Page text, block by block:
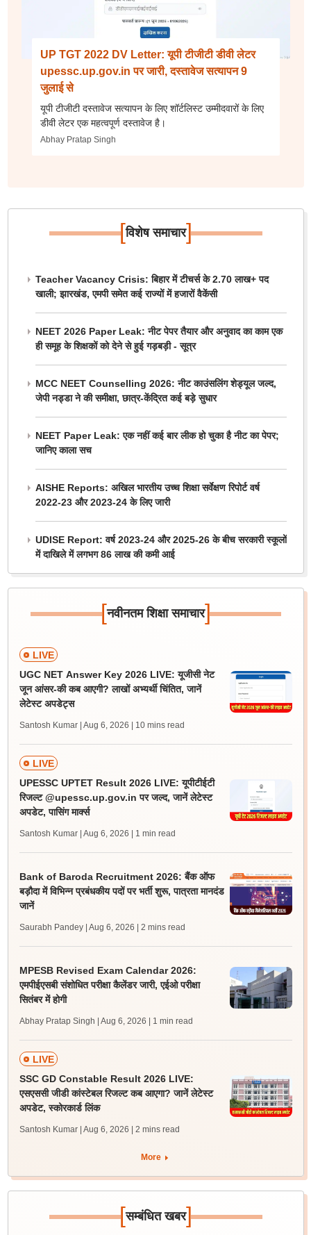
UP TGT 2022 DV Letter: यूपी टीजीटी डीवी लेटर
upessc.up.gov.in पर जारी, दस्तावेज सत्यापन 9
जुलाई से
यूपी टीजीटी दस्तावेज सत्यापन के लिए शॉर्टलिस्ट उम्मीदवारों के लिए
डीवी लेटर एक महत्वपूर्ण दस्तावेज है।
Abhay Pratap Singh
[विशेष समाचार]
Teacher Vacancy Crisis: बिहार में टीचर्स के 2.70 लाख+ पद
खाली; झारखंड, एमपी समेत कई राज्यों में हजारों वैकेंसी
NEET 2026 Paper Leak: नीट पेपर तैयार और अनुवाद का काम एक
ही समूह के शिक्षकों को देने से हुई गड़बड़ी - सूत्र
MCC NEET Counselling 2026: नीट काउंसलिंग शेड्यूल जल्द,
जेपी नड्डा ने की समीक्षा, छात्र-केंद्रित कई बड़े सुधार
NEET Paper Leak: एक नहीं कई बार लीक हो चुका है नीट का पेपर;
जानिए काला सच
AISHE Reports: अखिल भारतीय उच्च शिक्षा सर्वेक्षण रिपोर्ट वर्ष
2022-23 और 2023-24 के लिए जारी
UDISE Report: वर्ष 2023-24 और 2025-26 के बीच सरकारी स्कूलों
में दाखिले में लगभग 86 लाख की कमी आई
[नवीनतम शिक्षा समाचार]
LIVE
UGC NET Answer Key 2026 LIVE: यूजीसी नेट
जून आंसर-की कब आएगी? लाखों अभ्यर्थी चिंतित, जानें
लेटेस्ट अपडेट्स
Santosh Kumar | Aug 6, 2026 | 10 mins read
LIVE
UPESSC UPTET Result 2026 LIVE: यूपीटीईटी
रिजल्ट @upessc.up.gov.in पर जल्द, जानें लेटेस्ट
अपडेट, पासिंग मार्क्स
Santosh Kumar | Aug 6, 2026 | 1 min read
Bank of Baroda Recruitment 2026: बैंक ऑफ
बड़ौदा में विभिन्न प्रबंधकीय पदों पर भर्ती शुरू, पात्रता मानदंड
जानें
Saurabh Pandey | Aug 6, 2026 | 2 mins read
MPESB Revised Exam Calendar 2026:
एमपीईएसबी संशोधित परीक्षा कैलेंडर जारी, एईओ परीक्षा
सितंबर में होगी
Abhay Pratap Singh | Aug 6, 2026 | 1 min read
LIVE
SSC GD Constable Result 2026 LIVE:
एसएससी जीडी कांस्टेबल रिजल्ट कब आएगा? जानें लेटेस्ट
अपडेट, स्कोरकार्ड लिंक
Santosh Kumar | Aug 6, 2026 | 2 mins read
More
[सम्बंधित खबर]